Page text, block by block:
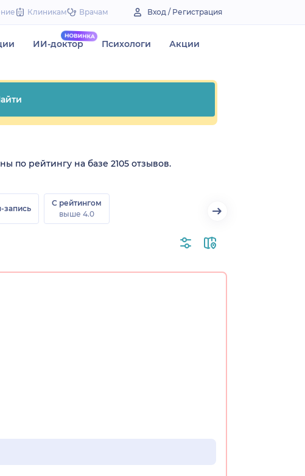
Клиникам Врачам Вход / Регистрация
ИИ-доктор Психологи Акции
по рейтингу на базе 2105 отзывов.
запись
С рейтингом
выше 4.0